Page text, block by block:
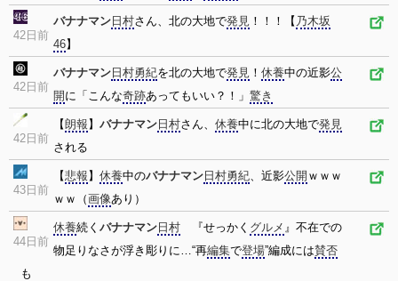
42日前
バナナマン 日村さん、北の大地で発見 ！！！【 乃木坂
46】
42日前
バナナマン 日村勇紀を北の大地で発見 ！ 休養中の近影公
開 に「こんな奇跡あってもいい？！」 驚き
42日前
【朗報 】 バナナマン 日村さん、 休養中に北の大地で発見
される
43日前
【悲報 】 休養中のバナナマン 日村勇紀、近影公開 ｗｗｗ
ｗｗ（画像あり）
44日前
休養続く バナナマン 日村 『せっかく グルメ 』不在での
物足りなさが浮き彫りに…“再編集で登場”編成には賛否
も